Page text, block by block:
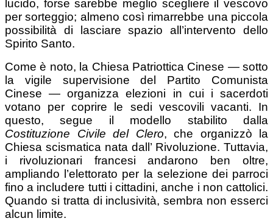
lucido, forse sarebbe meglio scegliere il vescovo
per sorteggio; almeno così rimarrebbe una piccola
possibilità di lasciare spazio all’intervento dello
Spirito Santo.
Come è noto, la Chiesa Patriottica Cinese — sotto
la vigile supervisione del Partito Comunista
Cinese — organizza elezioni in cui i sacerdoti
votano per coprire le sedi vescovili vacanti. In
questo, segue il modello stabilito dalla
Costituzione Civile del Clero, che organizzò la
Chiesa scismatica nata dall’ Rivoluzione. Tuttavia,
i rivoluzionari francesi andarono ben oltre,
ampliando l’elettorato per la selezione dei parroci
fino a includere tutti i cittadini, anche i non cattolici.
Quando si tratta di inclusività, sembra non esserci
alcun limite.